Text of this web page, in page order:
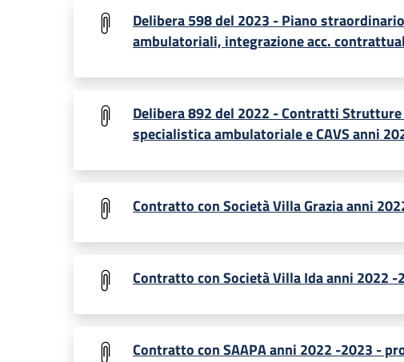
Delibera 598 del 2023 - Piano
ambulatoriali, integrazione acc.
Delibera 892 del 2022 - Contratti
specialistica ambulatoriale e CAVS anni
Contratto con Società Villa Grazia anni
Contratto con Società Villa Ida anni 2022
Contratto con SAAPA anni 2022 -2023 -